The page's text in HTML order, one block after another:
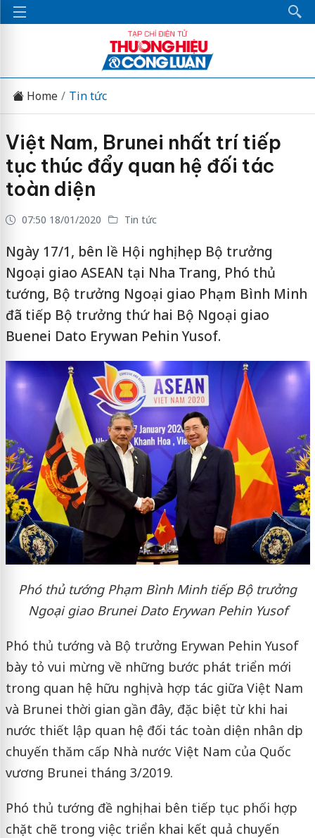
Home Tin tức
Việt Nam, Brunei nhất trí tiếp
tục thúc đẩy quan hệ đối tác
toàn diện
07:50 18/01/2020 Tin tức
Ngày 17/1, bên lề Hội nghị hẹp Bộ trưởng
Ngoại giao ASEAN tại Nha Trang, Phó thủ
tướng, Bộ trưởng Ngoại giao Phạm Bình Minh
đã tiếp Bộ trưởng thứ hai Bộ Ngoại giao
Buenei Dato Erywan Pehin Yusof.
Phó thủ tướng Phạm Bình Minh tiếp Bộ trưởng
Ngoại giao Brunei Dato Erywan Pehin Yusof
Phó thủ tướng và Bộ trưởng Erywan Pehin Yusof
bày tỏ vui mừng về những bước phát triển mới
trong quan hệ hữu nghị và hợp tác giữa Việt Nam
và Brunei thời gian gần đây, đặc biệt từ khi hai
nước thiết lập quan hệ đối tác toàn diện nhân dịp
chuyến thăm cấp Nhà nước Việt Nam của Quốc
vương Brunei tháng 3/2019.
Phó thủ tướng đề nghị hai bên tiếp tục phối hợp
chặt chẽ trong việc triển khai kết quả chuyến